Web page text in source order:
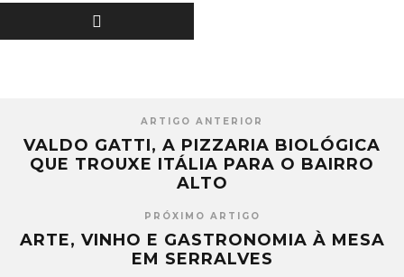
ARTIGO ANTERIOR
VALDO GATTI, A PIZZARIA BIOLÓGICA
QUE TROUXE ITÁLIA PARA O BAIRRO
ALTO
PRÓXIMO ARTIGO
ARTE, VINHO E GASTRONOMIA À MESA
EM SERRALVES